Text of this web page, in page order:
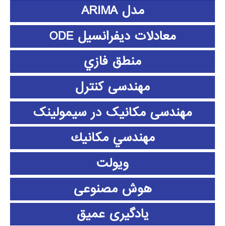
مدل ARIMA
معادلات دیفرانسیل ODE
منطق فازي
مهندسی کنترل
مهندسی مکانیک در سیمولینک
مهندسي مكانيك
ویولت
هوش مصنوعی
یادگیری عمیق